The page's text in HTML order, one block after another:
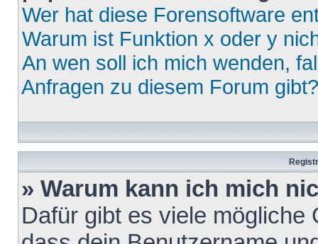
Wer hat diese Forensoftware
Warum ist Funktion x oder y
An wen soll ich mich wenden,
Anfragen zu diesem Forum gibt?
» Warum kann ich mich
Dafür gibt es viele